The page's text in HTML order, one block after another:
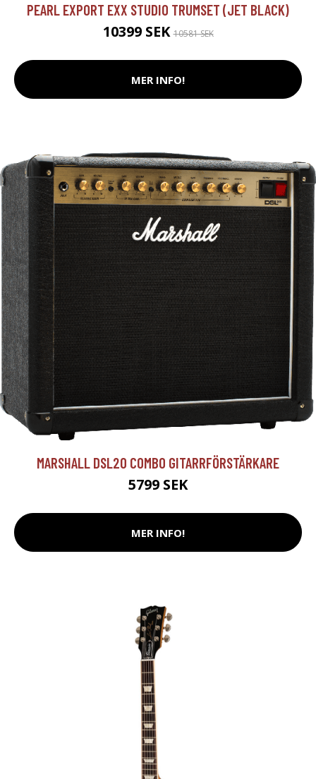
PEARL EXPORT EXX STUDIO TRUMSET (JET BLACK)
10399 SEK10581 SEK
MER INFO!
MARSHALL DSL20 COMBO GITARRFÖRSTÄRKARE
5799 SEK
MER INFO!